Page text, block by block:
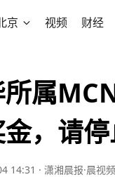
京 视频 财经
属
，请
14:31 · 潇湘晨报·晨视频